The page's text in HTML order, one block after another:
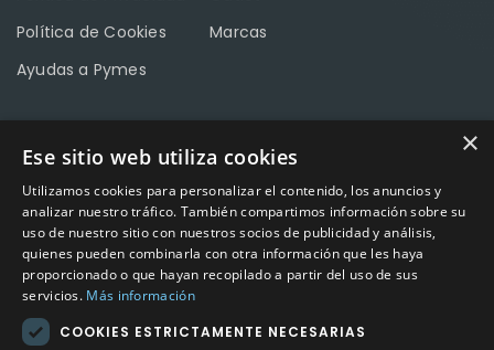
Política de Cookies
Ayudas a Pymes
Marcas
CONTACTO
Calle Méndez Núñez nº3 – Fuente Palmera 14120 Córdoba
Teléfono957 04 96 57
Emailinfo@factory-sport.es
HORARIO COMERCIAL
×
Ese sitio web utiliza cookies
Utilizamos cookies para personalizar el contenido, los anuncios y
analizar nuestro tráfico. También compartimos información sobre su
uso de nuestro sitio con nuestros socios de publicidad y análisis,
quienes pueden combinarla con otra información que les haya
proporcionado o que hayan recopilado a partir del uso de sus
servicios. Más información
COOKIES ESTRICTAMENTE NECESARIAS